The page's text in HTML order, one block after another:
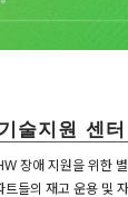
술지원 센터
장애 지원을 위한
들의 재고 운용 및